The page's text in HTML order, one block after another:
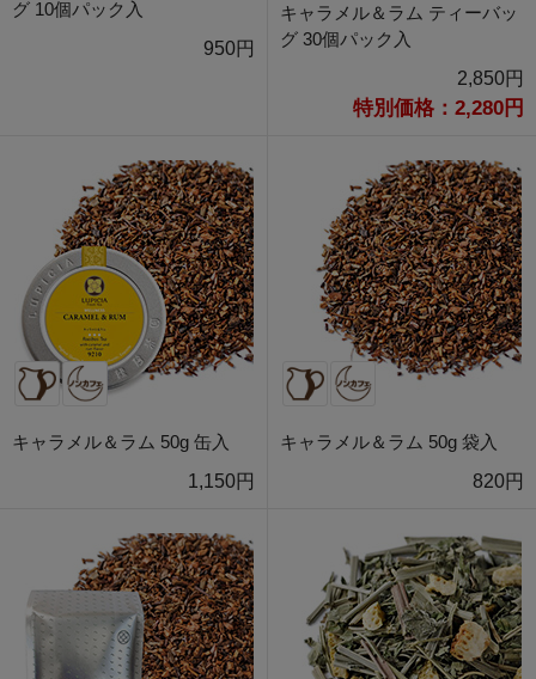
グ 10個パック入
950円
キャラメル＆ラム ティーバッ
グ 30個パック入
2,850円
特別価格：2,280円
キャラメル＆ラム 50g 缶入
1,150円
キャラメル＆ラム 50g 袋入
820円